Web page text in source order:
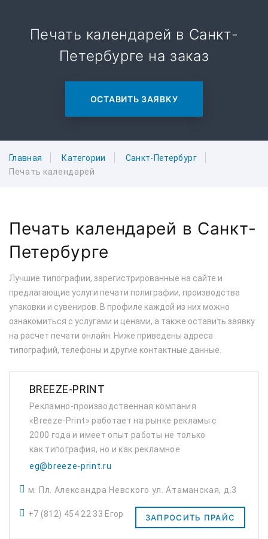
Печать календарей в Санкт-
Петербурге на заказ
ОСТАВИТЬ ЗАЯВКУ
Главная Категории
Санкт-Петербург
Печать календарей
Печать календарей в Санкт-
Петербурге
Лучшие типографии, зарегистрированные на сайте и
предлагающие услуги печати полиграфии, производства
упаковки и сувениров. В профиле каждой из них можно
ознакомиться с услугами и ценами, а также оставить заявку
на расчет печати онлайн. Ниже приведены адреса
типографий, телефоны и другие контактные данные.
BREEZE-PRINT
Рекламно-производственная компания
«Breeze-Print» работает на рынке рекламы с
2000 года и имеет опыт работы не только
как типография, но и как рекламное
агентство (более 8 лет)! Все это время мы
продукцию ВЫС...
eg@breeze-print.ru
м. Пл. Александра Невского ул. Атаманская, д.3
+7 (812) 454 22 33 Егор ЗАПРОСИТЬ ПРАЙС